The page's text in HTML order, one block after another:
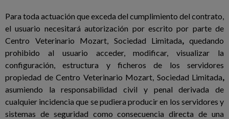
Para toda actuación que exceda del cumplimiento del contrato,
el usuario necesitará autorización por escrito por parte de
Centro Veterinario Mozart, Sociedad Limitada,quedando
prohibido al usuario acceder, modificar, visualizar la
configuración, estructura y ficheros de los servidores
propiedad de Centro Veterinario Mozart, Sociedad Limitada,
asumiendo la responsabilidad civil y penal derivada de
cualquier incidencia que se pudiera producir en los servidores y
sistemas de seguridad como consecuencia directa de una